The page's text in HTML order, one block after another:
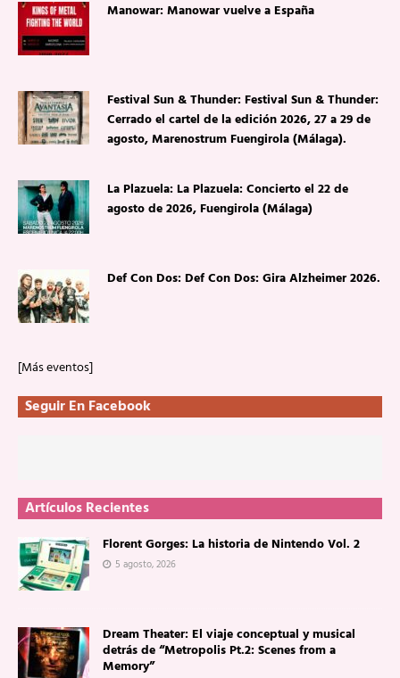
Manowar: Manowar vuelve a España
Festival Sun & Thunder: Festival Sun & Thunder:
Cerrado el cartel de la edición 2026, 27 a 29 de
agosto, Marenostrum Fuengirola (Málaga).
La Plazuela: La Plazuela: Concierto el 22 de
agosto de 2026, Fuengirola (Málaga)
Def Con Dos: Def Con Dos: Gira Alzheimer 2026.
[Más eventos]
Seguir En Facebook
Artículos Recientes
Florent Gorges: La historia de Nintendo Vol. 2
5 agosto, 2026
Dream Theater: El viaje conceptual y musical
detrás de “Metropolis Pt.2: Scenes from a
Memory”